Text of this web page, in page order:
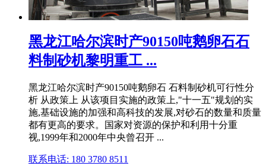
黑龙江哈尔滨时产90150吨鹅卵石石
料制砂机黎明重工 ...
黑龙江哈尔滨时产90150吨鹅卵石 石料制砂机可行性分
析 从政策上 从该项目实施的政策上,"十一五"规划的实
施,基础设施的加强和高科技的发展,对砂石的数量和质量
都有更高的要求。国家对资源的保护和利用十分重
视,1999年和2000年中央曾召开 ...
联系电话: 180 3780 8511